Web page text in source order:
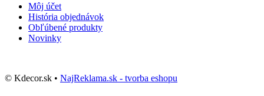
Môj účet
História objednávok
Obľúbené produkty
Novinky
© Kdecor.sk • NajReklama.sk - tvorba eshopu